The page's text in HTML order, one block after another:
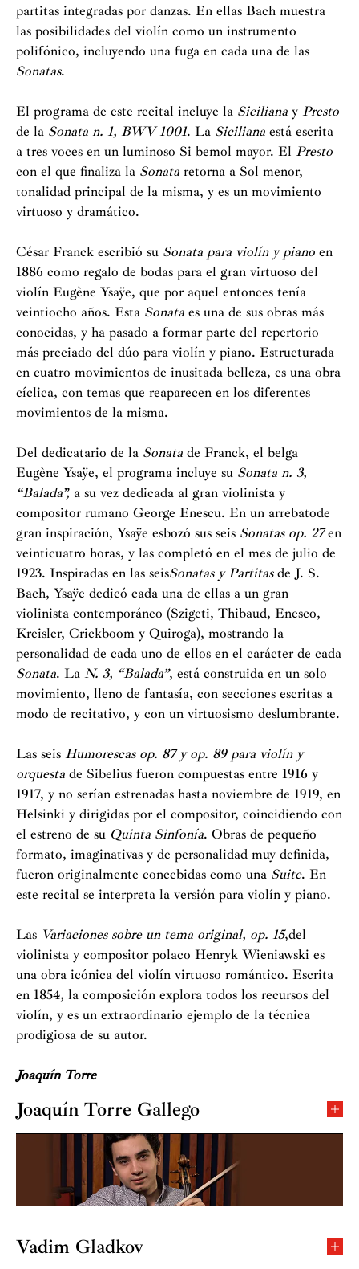
partitas integradas por danzas. En ellas Bach muestra
las posibilidades del violín como un instrumento
polifónico, incluyendo una fuga en cada una de las
Sonatas.
El programa de este recital incluye la Siciliana y Presto
de la Sonata n. 1, BWV 1001. La Siciliana está escrita
a tres voces en un luminoso Si bemol mayor. El Presto
con el que finaliza la Sonata retorna a Sol menor,
tonalidad principal de la misma, y es un movimiento
virtuoso y dramático.
César Franck escribió su Sonata para violín y piano en
1886 como regalo de bodas para el gran virtuoso del
violín Eugène Ysaÿe, que por aquel entonces tenía
veintiocho años. Esta Sonata es una de sus obras más
conocidas, y ha pasado a formar parte del repertorio
más preciado del dúo para violín y piano. Estructurada
en cuatro movimientos de inusitada belleza, es una obra
cíclica, con temas que reaparecen en los diferentes
movimientos de la misma.
Del dedicatario de la Sonata de Franck, el belga
Eugène Ysaÿe, el programa incluye su Sonata n. 3,
“Balada”, a su vez dedicada al gran violinista y
compositor rumano George Enescu. En un arrebatode
gran inspiración, Ysaÿe esbozó sus seis Sonatas op. 27en
veinticuatro horas, y las completó en el mes de julio de
1923. Inspiradas en las seisSonatas y Partitasde J. S.
Bach, Ysaÿe dedicó cada una de ellas a un gran
violinista contemporáneo (Szigeti, Thibaud, Enesco,
Kreisler, Crickboom y Quiroga), mostrando la
personalidad de cada uno de ellos en el carácter de cada
Sonata. La N. 3, “Balada”, está construida en un solo
movimiento, lleno de fantasía, con secciones escritas a
modo de recitativo, y con un virtuosismo deslumbrante.
Las seis Humorescas op. 87 y op. 89 para violín y
orquesta de Sibelius fueron compuestas entre 1916 y
1917, y no serían estrenadas hasta noviembre de 1919, en
Helsinki y dirigidas por el compositor, coincidiendo con
el estreno de su Quinta Sinfonía. Obras de pequeño
formato, imaginativas y de personalidad muy definida,
fueron originalmente concebidas como una Suite. En
este recital se interpreta la versión para violín y piano.
Las Variaciones sobre un tema original, op. 15,del
violinista y compositor polaco Henryk Wieniawski es
una obra icónica del violín virtuoso romántico. Escrita
en 1854, la composición explora todos los recursos del
violín, y es un extraordinario ejemplo de la técnica
prodigiosa de su autor.
Joaquín Torre
Joaquín Torre Gallego
estudios de violín a la edad de cuatro años con el
pedagogo Sergio Castro, en la academia de música
CEDAM. En 2012, continúa en el Centro Katarina
Gurska, con el concertista y pedagogo Sergey Teslia.
la Escuela Superior de Música Reina Sofía, con los
Vadim Gladkov